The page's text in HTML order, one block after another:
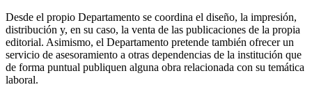
Desde el propio Departamento se coordina el diseño, la impresión,
distribución y, en su caso, la venta de las publicaciones de la propia
editorial. Asimismo, el Departamento pretende también ofrecer un
servicio de asesoramiento a otras dependencias de la institución que
de forma puntual publiquen alguna obra relacionada con su temática
laboral.